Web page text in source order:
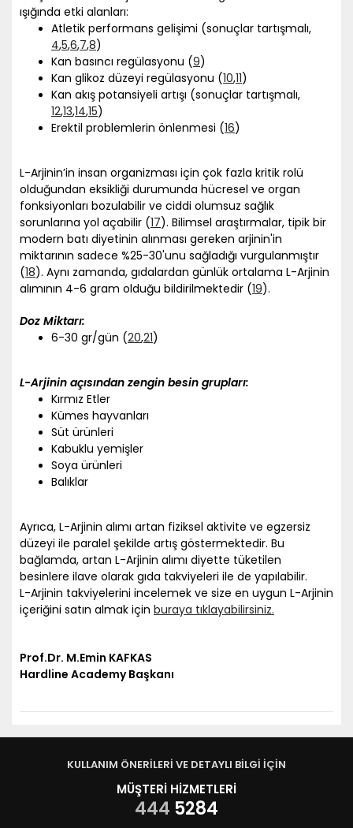
ışığında etki alanları:
Atletik performans gelişimi (sonuçlar tartışmalı,
4,5,6,7,8)
Kan basıncı regülasyonu (9)
Kan glikoz düzeyi regülasyonu (10,11)
Kan akış potansiyeli artışı (sonuçlar tartışmalı,
12,13,14,15)
Erektil problemlerin önlenmesi (16)
L-Arjinin’in insan organizması için çok fazla kritik rolü
olduğundan eksikliği durumunda hücresel ve organ
fonksiyonları bozulabilir ve ciddi olumsuz sağlık
sorunlarına yol açabilir (17). Bilimsel araştırmalar, tipik bir
modern batı diyetinin alınması gereken arjinin'in
miktarının sadece %25-30'unu sağladığı vurgulanmıştır
(18). Aynı zamanda, gıdalardan günlük ortalama L-Arjinin
alımının 4-6 gram olduğu bildirilmektedir (19).
Doz Miktarı:
6-30 gr/gün (20,21)
L-Arjinin açısından zengin besin grupları:
Kırmız Etler
Kümes hayvanları
Süt ürünleri
Kabuklu yemişler
Soya ürünleri
Balıklar
Ayrıca, L-Arjinin alımı artan fiziksel aktivite ve egzersiz
düzeyi ile paralel şekilde artış göstermektedir. Bu
bağlamda, artan L-Arjinin alımı diyette tüketilen
besinlere ilave olarak gıda takviyeleri ile de yapılabilir.
L-Arjinin takviyelerini incelemek ve size en uygun L-Arjinin
içeriğini satın almak için buraya tıklayabilirsiniz.
Prof.Dr. M.Emin KAFKAS
Hardline Academy Başkanı
KULLANIM ÖNERİLERİ VE DETAYLI BİLGİ İÇİN
MÜŞTERİ HİZMETLERİ
444 5284